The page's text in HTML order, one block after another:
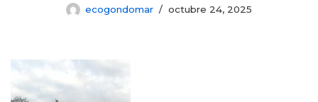
ecogondomar octubre 24, 2025